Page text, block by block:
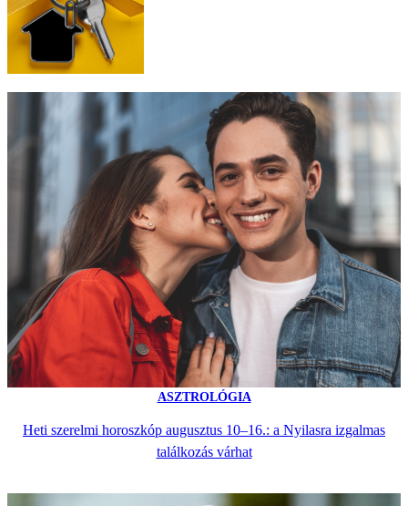
ASZTROLÓGIA
Heti szerelmi horoszkóp augusztus 10–16.: a Nyilasra izgalmas
találkozás várhat